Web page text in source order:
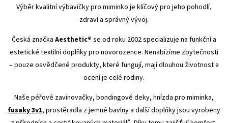
Výběr kvalitní výbavičky pro miminko je klíčový pro jeho pohodlí,
zdraví a správný vývoj.
Česká značka Aesthetic® se od roku 2002 specializuje na funkční a
estetické textilní doplňky pro novorozence. Nenabízíme zbytečnosti
– pouze osvědčené produkty, které fungují, mají dlouhou životnost a
ocení je celé rodiny.
Naše péřové zavinovačky, bondingové deky, hnízda pro miminka,
fusaky 3v1, prostěradla z jemné bavlny a další doplňky jsou vyrobeny